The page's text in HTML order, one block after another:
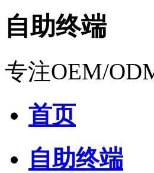
自助终端
专注OEM/
首页
自助终端